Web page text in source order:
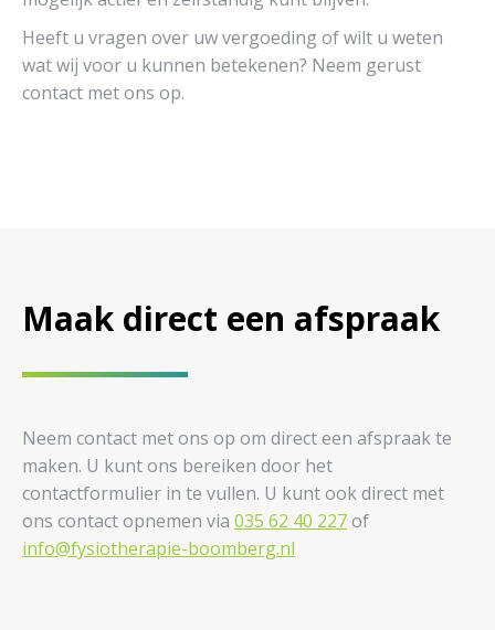
Heeft u vragen over uw vergoeding of wilt u weten
wat wij voor u kunnen betekenen? Neem gerust
contact met ons op.
Maak direct een afspraak
Neem contact met ons op om direct een afspraak te
maken. U kunt ons bereiken door het
contactformulier in te vullen. U kunt ook direct met
ons contact opnemen via 035 62 40 227of
info@fysiotherapie-boomberg.nl